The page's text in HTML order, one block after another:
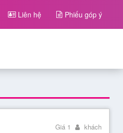
Liên hệ Phiếu góp ý
Giá 1 khách